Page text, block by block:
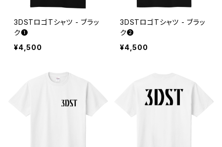
3DSTロゴTシャツ - ブラッ
ク❶
¥4,500
3DSTロゴTシャツ - ブラッ
ク❷
¥4,500